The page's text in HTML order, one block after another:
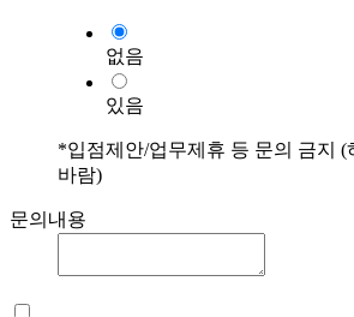
없음
있음
*입점제안/업무제휴 등 문의 금지 (
바람)
문의내용